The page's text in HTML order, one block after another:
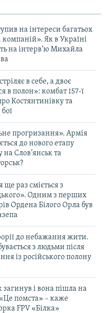
на інтереси багатьох
компаній». Як в Україні
на інтерв’ю Михайла
в себе, а двоє
в полон»: комбат 157-ї
Костянтинівку та
прогризання». Армія
до нового етапу
на Слов’янськ та
ще раз сміється з
Одним з перших
Ордена Білого Орла був
до небажання жити.
з людьми після
із російського полону
загинув і вона пішла на
помста» – каже
FPV «Білка»